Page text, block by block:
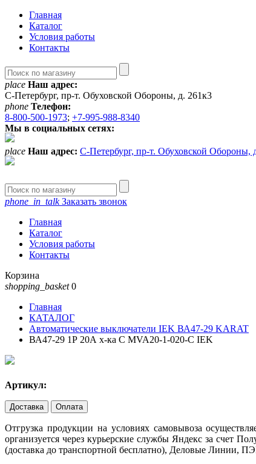
Главная
Каталог
Условия работы
Контакты
place Наш адрес:
С-Петербург, пр-т. Обуховской Обороны, д. 261к3
phone Телефон:
8-800-500-1973; +7-995-988-8340
Мы в социальных сетях:
place Наш адрес: С-Петербург, пр-т. Обуховской Обороны,
phone_in_talkЗаказать звонок
Главная
Каталог
Условия работы
Контакты
Корзина
shopping_basket 0
Главная
КАТАЛОГ
Автоматические выключатели IEK ВА47-29 KARAT
ВА47-29 1Р 20А х-ка С MVA20-1-020-С IEK
Артикул:
Доставка Оплата
Отгрузка продукции на условиях самовывоза
организуется через курьерские службы Яндекс за счет
(доставка до транспортной бесплатно), Деловые Линии,